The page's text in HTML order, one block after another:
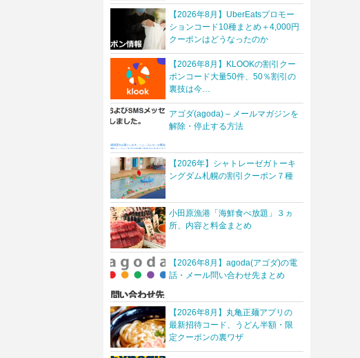
【2026年8月】UberEatsプロモー
ションコード10種まとめ＋4,000円
クーポンはどうなったのか
【2026年8月】KLOOKの割引クー
ポンコード大量50件、50％割引の
裏技は今…
アゴダ(agoda) – メールマガジンを
解除・停止する方法
【2026年】シャトレーゼガトーキ
ングダム札幌の割引クーポン７種
小田原漁港「海鮮食べ放題」３ヵ
所、内容と料金まとめ
【2026年8月】agoda(アゴダ)の電
話・メール問い合わせ先まとめ
【2026年8月】丸亀正麺アプリの
最新招待コード、うどん半額・限
定クーポンの裏ワザ